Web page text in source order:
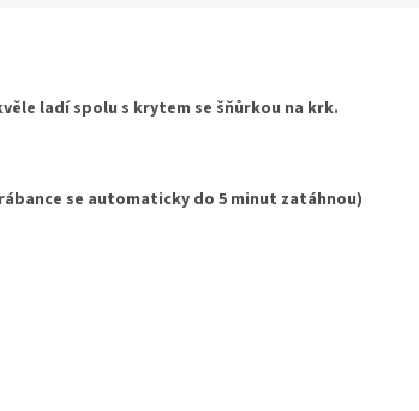
ladí spolu s krytem se šňůrkou na krk.
se automaticky do 5 minut zatáhnou)